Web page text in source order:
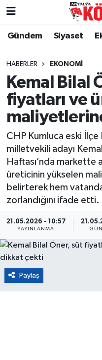
Gündem Siyaset
HABERLER EKONOMI
Kemal Bilal
fiyatları ve
CHP Kumluca eski İlçe
milletvekili adayı
Haftası’nda markette
üreticinin yükselen
belirterek hem
zorlandığını ifade etti.
21.05.2026 - 10:57
YAYINLANMA
Paylaş
Gündem
Siyaset
Yerel Yönetim
Ekonomi
Spor
Yaşam
Asayiş
Sağlık
Nöbetçi Eczaneler
Hava Durumu
Trafik Durumu
Süper Lig Puan
Tüm Manşetler
Son Dakika
Haber Arşivi